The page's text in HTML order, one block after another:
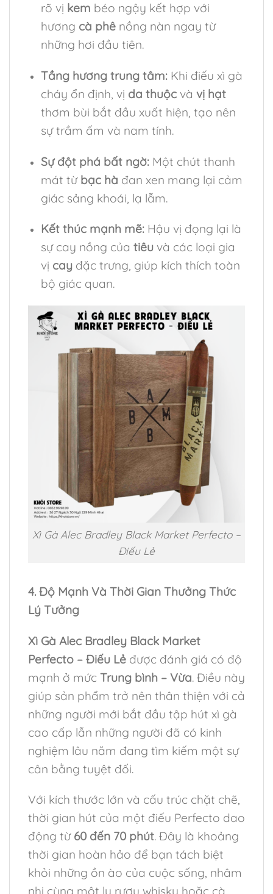
rõ vị kem béo ngậy kết hợp với
hương cà phênồng nàn ngay từ
những hơi đầu tiên.
Tầng hương trung tâm:Khi điếu xì gà
cháy ổn định, vị da thuộcvà vị hạt
thơm bùi bắt đầu xuất hiện, tạo nên
sự trầm ấm và nam tính.
Sự đột phá bất ngờ:Một chút thanh
mát từ bạc hà đan xen mang lại cảm
giác sảng khoái, lạ lẫm.
Kết thúc mạnh mẽ:Hậu vị đọng lại là
sự cay nồng của tiêuvà các loại gia
vị cayđặc trưng, giúp kích thích toàn
bộ giác quan.
Xì Gà Alec Bradley Black Market Perfecto –
Điếu Lẻ
4. Độ Mạnh Và Thời Gian Thưởng Thức
Lý Tưởng
Xì Gà Alec Bradley Black Market
Perfecto – Điếu Lẻ được đánh giá có độ
mạnh ở mức Trung bình – Vừa. Điều này
giúp sản phẩm trở nên thân thiện với cả
những người mới bắt đầu tập hút xì gà
cao cấp lẫn những người đã có kinh
nghiệm lâu năm đang tìm kiếm một sự
cân bằng tuyệt đối.
Với kích thước lớn và cấu trúc chặt chẽ,
thời gian hút của một điếu Perfecto dao
động từ 60 đến 70 phút. Đây là khoảng
thời gian hoàn hảo để bạn tách biệt
khỏi những ồn ào của cuộc sống, nhâm